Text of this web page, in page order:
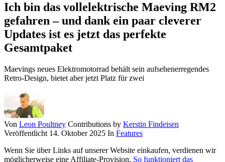
Ich bin das vollelektrische Maeving RM2
gefahren – und dank ein paar cleverer
Updates ist es jetzt das perfekte
Gesamtpaket
Maevings neues Elektromotorrad behält sein aufsehenerregendes
Retro-Design, bietet aber jetzt Platz für zwei
Von Leon Poultney Contributions by Kerstin Findeisen
Veröffentlicht 14. Oktober 2025 In Features
Wenn Sie über Links auf unserer Website einkaufen, verdienen wir
möglicherweise eine Affiliate-Provision. So funktioniert das